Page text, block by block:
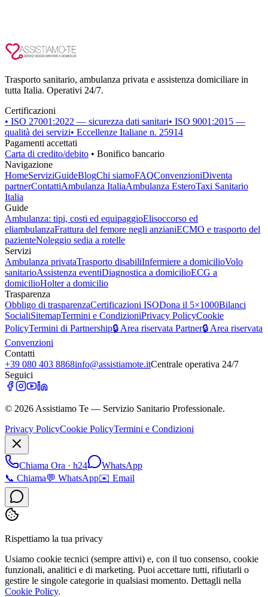
Trasporto sanitario, ambulanza privata e assistenza domiciliare in
tutta Italia. Operativi 24/7.
Certificazioni
• ISO 27001:2022 — sicurezza dati sanitari• ISO 9001:2015 —
qualità dei servizi• Eccellenze Italiane n. 25914
Pagamenti accettati
Carta di credito/debito • Bonifico bancario
Navigazione
HomeServiziGuideBlogChi siamoFAQConvenzioniDiventa
partnerContattiAmbulanza ItaliaAmbulanza EsteroTaxi Sanitario
Italia
Guide
Ambulanza: tipi, costi ed equipaggioElisoccorso ed
eliambulanzaFrattura del femore negli anzianiECMO e trasporto del
pazienteNoleggio sedia a rotelle
Servizi
Ambulanza privataTrasporto disabiliInfermiere a domicilioVolo
sanitarioAssistenza eventiDiagnostica a domicilioECG a
domicilioHolter a domicilio
Trasparenza
Obbligo di trasparenzaCertificazioni ISODona il 5×1000Bilanci
SocialiSitemapTermini e CondizioniPrivacy PolicyCookie
PolicyTermini di Partnership🔒 Area riservata Partner🔒 Area riservata
Convenzioni
Contatti
+39 080 403 8868info@assistiamote.itCentrale operativa 24/7
Seguici
© 2026 Assistiamo Te — Servizio Sanitario Professionale.
Privacy PolicyCookie PolicyTermini e Condizioni
Chiama Ora · h24
WhatsApp
📞 Chiama💬 WhatsApp✉️ Email
Rispettiamo la tua privacy
Usiamo cookie tecnici (sempre attivi) e, con il tuo consenso, cookie
funzionali, analitici e di marketing. Puoi accettare tutti, rifiutarli o
gestire le singole categorie in qualsiasi momento. Dettagli nella
Cookie Policy.